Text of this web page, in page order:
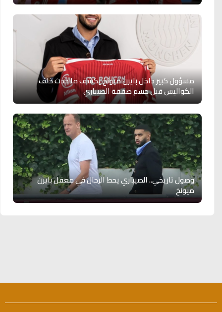
مسؤول كبير داخل بايرن ميونخ يكشف ما حدث خلف
الكواليس قبل حسم صفقة الصيباري
وصول تاريخي.. الصيباري يحط الرحال في معقل بايرن
ميونخ